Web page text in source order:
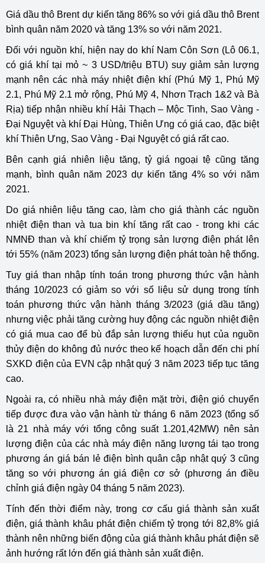
Giá dầu thô Brent dự kiến tăng 86% so với giá dầu thô Brent
bình quân năm 2020 và tăng 13% so với năm 2021.
Đối với nguồn khí, hiện nay do khí Nam Côn Sơn (Lô 06.1,
có giá khí tại mỏ ~ 3 USD/triệu BTU) suy giảm sản lượng
mạnh nên các nhà máy nhiệt điện khí (Phú Mỹ 1, Phú Mỹ
2.1, Phú Mỹ 2.1 mở rộng, Phú Mỹ 4, Nhơn Trạch 1&2 và Bà
Rịa) tiếp nhận nhiều khí Hải Thạch – Mộc Tinh, Sao Vàng -
Đại Nguyệt và khí Đại Hùng, Thiên Ưng có giá cao, đặc biệt
khí Thiên Ưng, Sao Vàng - Đại Nguyệt có giá rất cao.
Bên cạnh giá nhiên liệu tăng, tỷ giá ngoại tệ cũng tăng
mạnh, bình quân năm 2023 dự kiến tăng 4% so với năm
2021.
Do giá nhiên liệu tăng cao, làm cho giá thành các nguồn
nhiệt điện than và tua bin khí tăng rất cao - trong khi các
NMNĐ than và khí chiếm tỷ trọng sản lượng điện phát lên
tới 55% (năm 2023) tổng sản lượng điện phát toàn hệ thống.
Tuy giá than nhập tính toán trong phương thức vận hành
tháng 10/2023 có giảm so với số liệu sử dụng trong tính
toán phương thức vận hành tháng 3/2023 (giá dầu tăng)
nhưng việc phải tăng cường huy động các nguồn nhiệt điện
có giá mua cao để bù đắp sản lượng thiếu hụt của nguồn
thủy điện do không đủ nước theo kế hoạch dẫn đến chi phí
SXKD điện của EVN cập nhật quý 3 năm 2023 tiếp tục tăng
cao.
Ngoài ra, có nhiều nhà máy điện mặt trời, điện gió chuyển
tiếp được đưa vào vận hành từ tháng 6 năm 2023 (tổng số
là 21 nhà máy với tổng công suất 1.201,42MW) nên sản
lượng điện của các nhà máy điện năng lượng tái tạo trong
phương án giá bán lẻ điện bình quân cập nhật quý 3 cũng
tăng so với phương án giá điện cơ sở (phương án điều
chỉnh giá điện ngày 04 tháng 5 năm 2023).
Tính đến thời điểm này, trong cơ cấu giá thành sản xuất
điện, giá thành khâu phát điện chiếm tỷ trọng tới 82,8% giá
thành nên những biến động của giá thành khâu phát điện sẽ
ảnh hướng rất lớn đến giá thành sản xuất điện.